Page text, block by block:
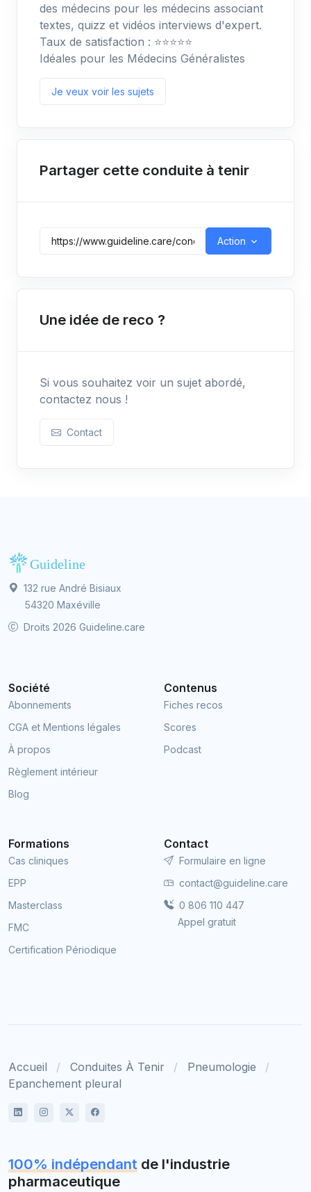
des médecins pour les médecins associant
textes, quizz et vidéos interviews d'expert.
Taux de satisfaction : ⭐️⭐️⭐️⭐️⭐️
Idéales pour les Médecins Généralistes
Je veux voir les sujets
Partager cette conduite à tenir
Action
Une idée de reco ?
Si vous souhaitez voir un sujet abordé,
contactez nous !
Contact
132 rue André Bisiaux
54320 Maxéville
Droits 2026 Guideline.care
Société
Abonnements
CGA et Mentions légales
À propos
Règlement intérieur
Blog
Contenus
Fiches recos
Scores
Podcast
Formations
Cas cliniques
EPP
Masterclass
FMC
Certification Périodique
Contact
Formulaire en ligne
contact@guideline.care
0 806 110 447
Appel gratuit
Accueil Conduites À Tenir
Pneumologie
Epanchement pleural
100% indépendant de l'industrie
pharmaceutique